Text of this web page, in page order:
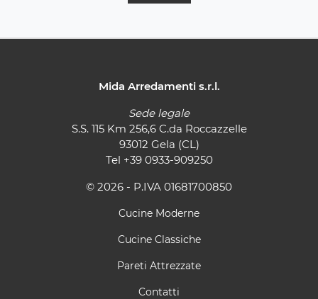
Mida Arredamenti s.r.l.
Sede legale
S.S. 115 Km 256,6 C.da Roccazzelle
93012 Gela (CL)
Tel +39 0933-909250
© 2026 - P.IVA 01681700850
Cucine Moderne
Cucine Classiche
Pareti Attrezzate
Contatti